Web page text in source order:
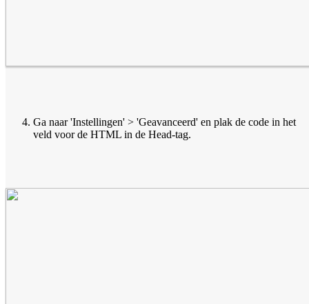
Ga naar 'Instellingen' > 'Geavanceerd' en plak de code in het
veld voor de HTML in de Head-tag.